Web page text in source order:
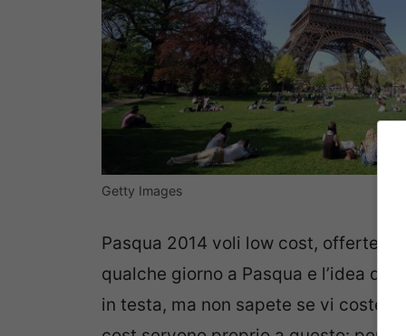
Getty Images
Pasqua 2014 voli low cost, offerte
qualche giorno a Pasqua e l’idea di
in testa, ma non sapete se vi